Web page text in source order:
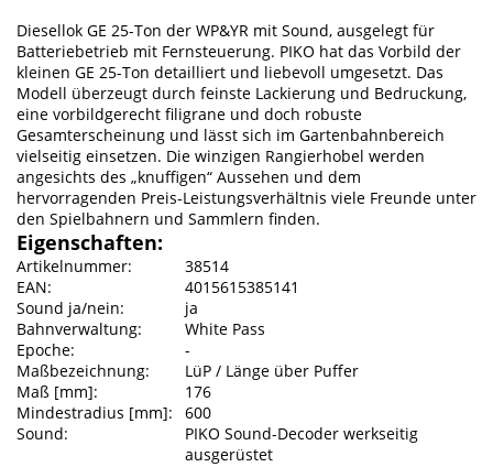
Diesellok GE 25-Ton der WP&YR mit Sound, ausgelegt für
Batteriebetrieb mit Fernsteuerung. PIKO hat das Vorbild der
kleinen GE 25-Ton detailliert und liebevoll umgesetzt. Das
Modell überzeugt durch feinste Lackierung und Bedruckung,
eine vorbildgerecht filigrane und doch robuste
Gesamterscheinung und lässt sich im Gartenbahnbereich
vielseitig einsetzen. Die winzigen Rangierhobel werden
angesichts des „knuffigen“ Aussehen und dem
hervorragenden Preis-Leistungsverhältnis viele Freunde unter
den Spielbahnern und Sammlern finden.
Eigenschaften:
Artikelnummer:
38514
EAN:
4015615385141
Sound ja/nein:
ja
Bahnverwaltung:
White Pass
Epoche:
-
Maßbezeichnung:
LüP / Länge über Puffer
Maß [mm]:
176
Mindestradius [mm]:
600
Sound:
PIKO Sound-Decoder werkseitig
ausgerüstet